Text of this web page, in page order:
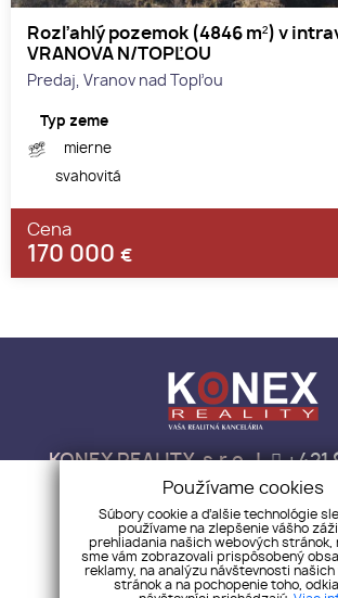
Rozľahlý pozemok (4846 m²) v
VRANOVA N/TOPĽOU
Predaj, Vranov nad Topľou
Typ zeme
mierne
svahovitá
Cena
170 000 €
KONEX REALITY, s.r.o.
+421
info@konex-reality.sk
NEHNUTEĽNOSTI BLOG O NÁS KONTAKT
Používame cookies
Súbory cookie a ďalšie technológie
používame na zlepšenie vášho
prehliadania našich webových stránok,
sme vám zobrazovali prispôsobený
reklamy, na analýzu návštevnosti
stránok a na pochopenie toho,